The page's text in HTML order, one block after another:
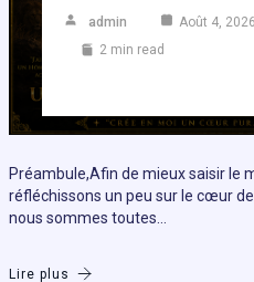
admin
Août 4, 2026
2 min read
Préambule,Afin de mieux saisir le
réfléchissons un peu sur le cœur
nous sommes toutes…
Lire plus